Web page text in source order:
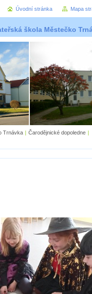
škola Městečko
Trnávka | Čarodějnické dopoledne |
Úvodní stránka Mapa